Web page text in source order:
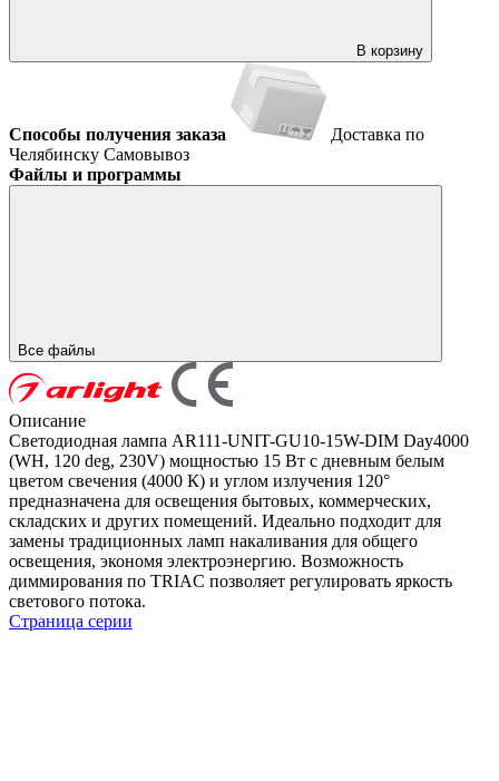
В корзину
Способы получения заказа
Доставка по
Челябинску Самовывоз
Файлы и программы
Все файлы
Описание
Светодиодная лампа AR111-UNIT-GU10-15W-DIM Day4000
(WH, 120 deg, 230V) мощностью 15 Вт с дневным белым
цветом свечения (4000 К) и углом излучения 120°
предназначена для освещения бытовых, коммерческих,
складских и других помещений. Идеально подходит для
замены традиционных ламп накаливания для общего
освещения, экономя электроэнергию. Возможность
диммирования по TRIAC позволяет регулировать яркость
светового потока.
Страница серии